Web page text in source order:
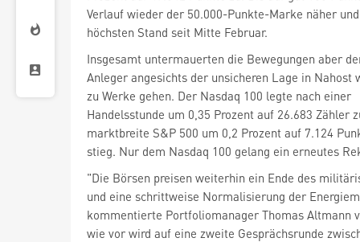
Verlauf wieder der 50.000-Punkte-Marke näher
höchsten Stand seit Mitte Februar.
Insgesamt untermauerten die Bewegungen aber
Anleger angesichts der unsicheren Lage in Nahost
zu Werke gehen. Der Nasdaq 100 legte nach einer
Handelsstunde um 0,35 Prozent auf 26.683 Zähler
marktbreite S&P 500 um 0,2 Prozent auf 7.124
stieg. Nur dem Nasdaq 100 gelang ein erneutes
"Die Börsen preisen weiterhin ein Ende des
und eine schrittweise Normalisierung der
kommentierte Portfoliomanager Thomas Altmann
wie vor wird auf eine zweite Gesprächsrunde